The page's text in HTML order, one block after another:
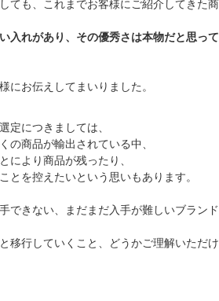
ても、これまでお客様にご紹介してきた商
入れがあり、その優秀さは本物だと思って
にお伝えしてまいりました。
定につきましては、
の商品が輸出されている中、
により商品が残ったり、
とを控えたいという思いもあります。
できない、まだまだ入手が難しいブランド
移行していくこと、どうかご理解いただけ